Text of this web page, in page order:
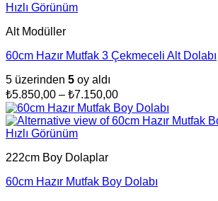
Hızlı Görünüm
Alt Modüller
60cm Hazır Mutfak 3 Çekmeceli Alt Dolabı
5 üzerinden 5 oy aldı
₺5.850,00 – ₺7.150,00Fiyat
aralığı:
₺5.850,00
Hızlı Görünüm
222cm Boy Dolaplar
60cm Hazır Mutfak Boy Dolabı